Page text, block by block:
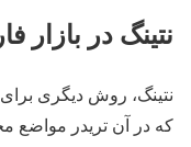
نتینگ در
نتینگ، روش دیگری
که در آن تریدر مواضع